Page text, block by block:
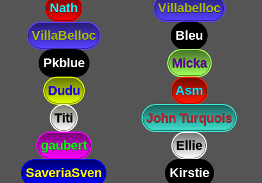
Nath
Villabelloc
VillaBelloc
Bleu
Pkblue
Micka
Dudu
Asm
Titi
John Turquois
gaubert
Ellie
SaveriaSven
Kirstie